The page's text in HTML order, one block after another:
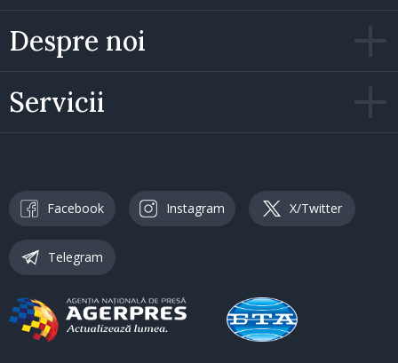
Despre noi
Servicii
Facebook Instagram X/Twitter
Telegram